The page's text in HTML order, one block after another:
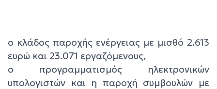
ο κλάδος παροχής ενέργειας με μισθό 2.613
ευρώ και 23.071 εργαζόμενους,
ο προγραμματισμός ηλεκτρονικών
υπολογιστών και η παροχή συμβουλών με